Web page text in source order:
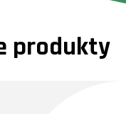
produkty